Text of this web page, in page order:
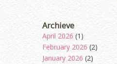
Archieve
April 2026 (1)
February 2026 (2)
January 2026 (2)